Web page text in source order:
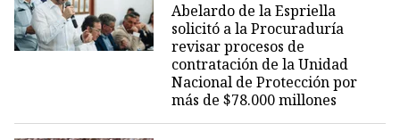
Abelardo de la Espriella
solicitó a la Procuraduría
revisar procesos de
contratación de la Unidad
Nacional de Protección por
más de $78.000 millones